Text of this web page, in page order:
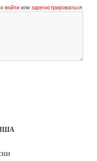
войти или зарегистрироваться